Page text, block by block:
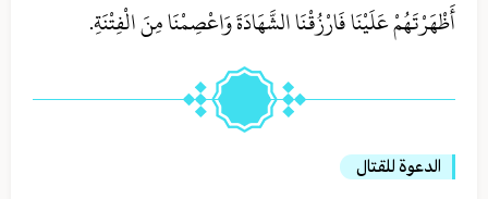
أَظْهَرْتَهُمْ عَلَيْنَا فَارْزُقْنَا الشَّهَادَةَ وَاعْصِمْنَا مِنَ الْفِتْنَةِ.
الدعوة للقتال‏